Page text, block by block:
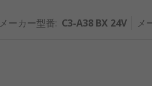
メーカー型番: C3-A38 BX 24V メ